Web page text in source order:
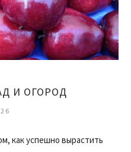
И ОГОРОД
как успешно вырастить